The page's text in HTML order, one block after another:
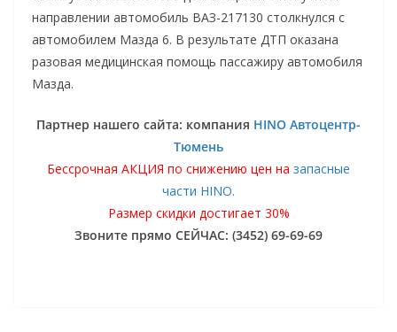
направлении автомобиль ВАЗ-217130 столкнулся с
автомобилем Мазда 6. В результате ДТП оказана
разовая медицинская помощь пассажиру автомобиля
Мазда.
Партнер нашего сайта: компания HINO Автоцентр-
Тюмень
Бессрочная АКЦИЯ по снижению цен на запасные
части HINO.
Размер скидки достигает 30%
Звоните прямо СЕЙЧАС: (3452) 69-69-69